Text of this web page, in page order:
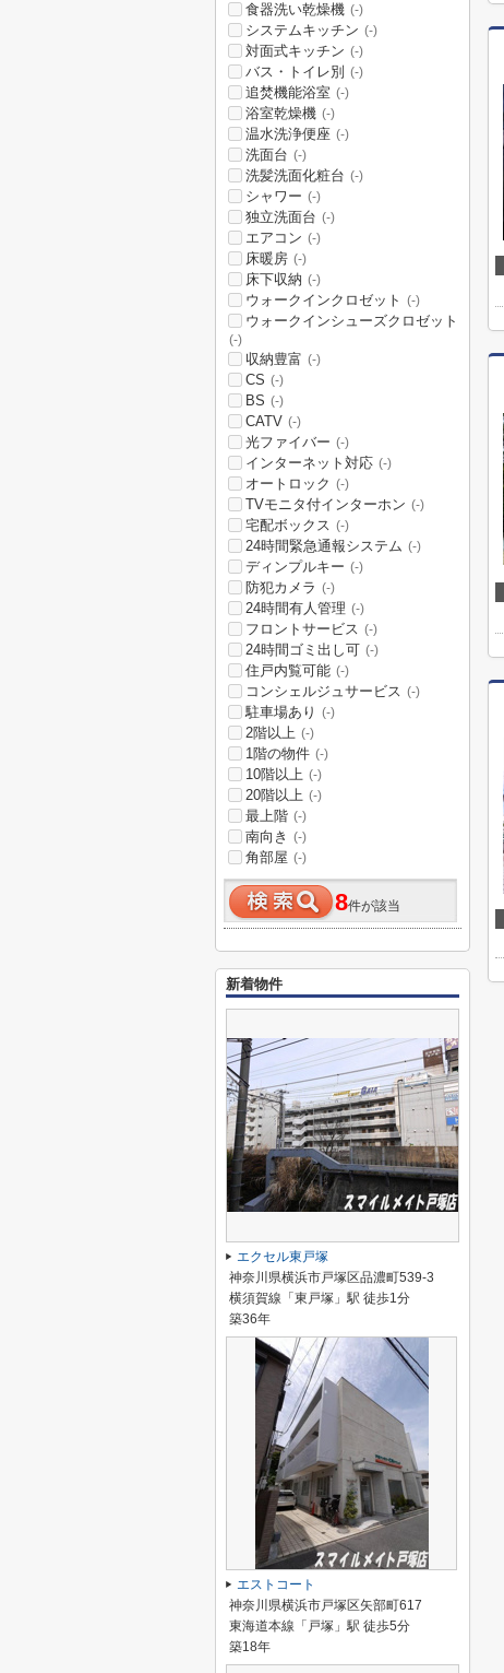
食器洗い乾燥機 (-)
システムキッチン (-)
対面式キッチン (-)
バス・トイレ別 (-)
追焚機能浴室 (-)
浴室乾燥機 (-)
温水洗浄便座 (-)
洗面台 (-)
洗髪洗面化粧台 (-)
シャワー (-)
独立洗面台 (-)
エアコン (-)
床暖房 (-)
床下収納 (-)
ウォークインクロゼット (-)
ウォークインシューズクロゼット
(-)
収納豊富 (-)
CS (-)
BS (-)
CATV (-)
光ファイバー (-)
インターネット対応 (-)
オートロック (-)
TVモニタ付インターホン (-)
宅配ボックス (-)
24時間緊急通報システム (-)
ディンプルキー (-)
防犯カメラ (-)
24時間有人管理 (-)
フロントサービス (-)
24時間ゴミ出し可 (-)
住戸内覧可能 (-)
コンシェルジュサービス (-)
駐車場あり (-)
2階以上 (-)
1階の物件 (-)
10階以上 (-)
20階以上 (-)
最上階 (-)
南向き (-)
角部屋 (-)
8件が該当
新着物件
エクセル東戸塚
神奈川県横浜市戸塚区品濃町539-3
横須賀線「東戸塚」駅 徒歩1分
築36年
エストコート
神奈川県横浜市戸塚区矢部町617
東海道本線「戸塚」駅 徒歩5分
築18年